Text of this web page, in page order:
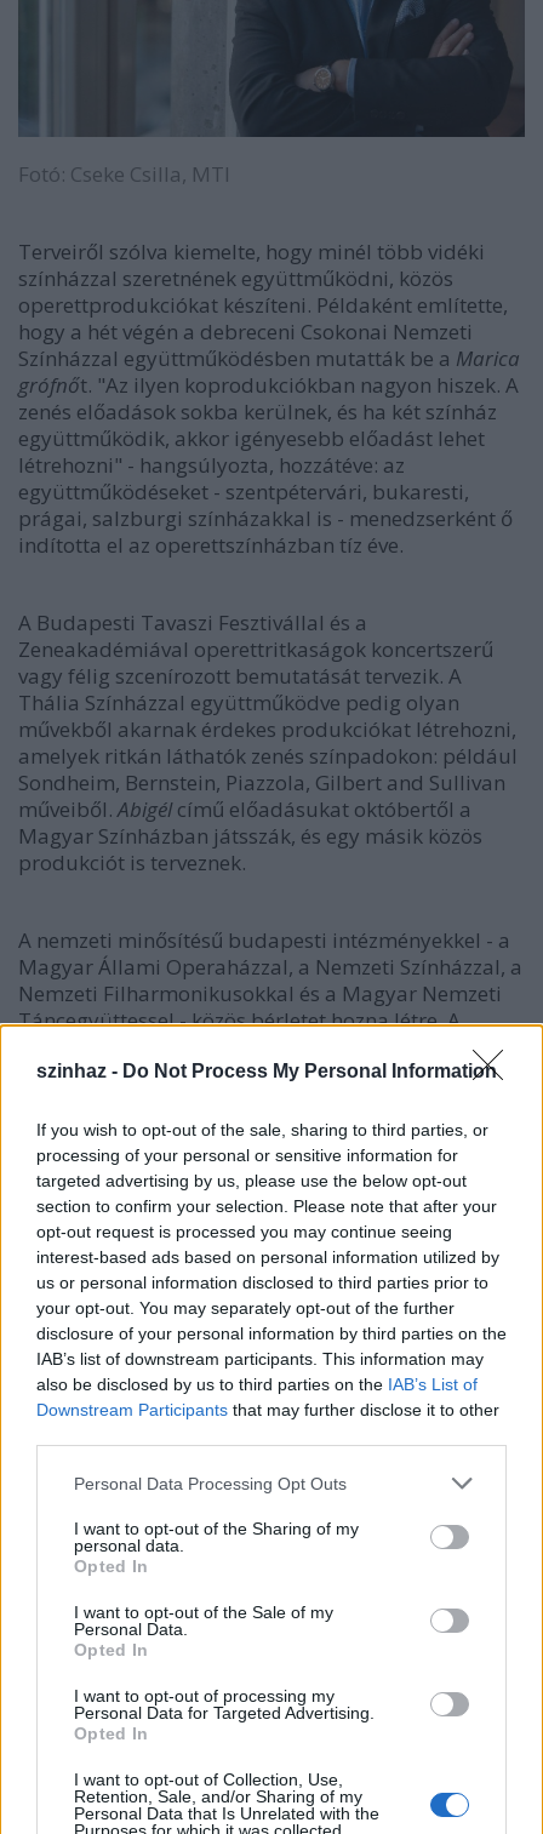
szinhaz - Do Not Process My Personal Information
If you wish to opt-out of the sale, sharing to third parties, or
processing of your personal or sensitive information for
targeted advertising by us, please use the below opt-out
section to confirm your selection. Please note that after your
opt-out request is processed you may continue seeing
interest-based ads based on personal information utilized by
us or personal information disclosed to third parties prior to
your opt-out. You may separately opt-out of the further
disclosure of your personal information by third parties on the
IAB’s list of downstream participants. This information may
also be disclosed by us to third parties on the IAB’s List of
Downstream Participants that may further disclose it to other
Please note that this website/app uses one or more Google
not limited to your visit or usage behaviour. You may click to
grant or deny consent to Google and its third-party tags to
use your data for below specified purposes in below Google
consent section.
Personal Data Processing Opt Outs
I want to opt-out of the Sharing of my
personal data.
Opted In
I want to opt-out of the Sale of my
Personal Data.
Opted In
I want to opt-out of processing my
Personal Data for Targeted Advertising.
Opted In
I want to opt-out of Collection, Use,
Retention, Sale, and/or Sharing of my
Personal Data that Is Unrelated with the
Fotó: Cseke Csilla, MTI
Terveiről szólva kiemelte, hogy minél több vidéki
színházzal szeretnének együttműködni, közös
operettprodukciókat készíteni. Példaként említette,
hogy a hét végén a debreceni Csokonai Nemzeti
Színházzal együttműködésben mutatták be a Marica
grófnőt. "Az ilyen koprodukciókban nagyon hiszek. A
zenés előadások sokba kerülnek, és ha két színház
együttműködik, akkor igényesebb előadást lehet
létrehozni" - hangsúlyozta, hozzátéve: az
együttműködéseket - szentpétervári, bukaresti,
prágai, salzburgi színházakkal is - menedzserként ő
indította el az operettszínházban tíz éve.
A Budapesti Tavaszi Fesztivállal és a
Zeneakadémiával operettritkaságok koncertszerű
vagy félig szcenírozott bemutatását tervezik. A
Thália Színházzal együttműködve pedig olyan
művekből akarnak érdekes produkciókat létrehozni,
amelyek ritkán láthatók zenés színpadokon: például
Sondheim, Bernstein, Piazzola, Gilbert and Sullivan
műveiből.Abigélcímű előadásukat októbertől a
Magyar Színházban játsszák, és egy másik közös
produkciót is terveznek.
A nemzeti minősítésű budapesti intézményekkel - a
Magyar Állami Operaházzal, a Nemzeti Színházzal, a
Nemzeti Filharmonikusokkal és a Magyar Nemzeti
Táncegyüttessel - közös bérletet hozna létre. A
hagyományos operettszínházi újévi gálára ebben az
évadban a nemzeti intézmények művészeit,
Az Operettszínház a továbbiakban is szeretné
ösztönözni új magyar darabok születését azzal, hogy
felkérést ad zenés színházi művek megírására - tette
Lőrinczy György.
Újdonságként említette, hogy színházi stratégiai
tanácsot hoznak létre, amelybe a színház vezetői,